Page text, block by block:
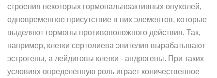
строения некоторых гормональноактивных опухолей,
одновременное присутствие в них элементов, которые
выделяют гормоны противоположного действия. Так,
например, клетки сертолиева эпителия вырабатывают
эстрогены, а лейдиговы клетки - андрогены. При таких
условиях определенную роль играет количественное